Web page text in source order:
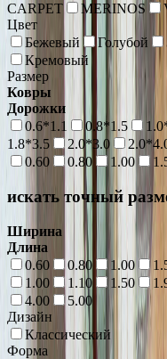
CARPET
MERINOS
Цвет
Бежевый
Голубой
Кремовый
Размер
Ковры
Дорожки
0.6*1.1
0.8*1.5
1.8*3.5
2.0*3.0
0.60
0.80 1.00
искать точный
Ширина
Длина
0.60
0.80 1.00
1.00
1.10 1.50
4.00
5.00
Дизайн
Классический
Форма